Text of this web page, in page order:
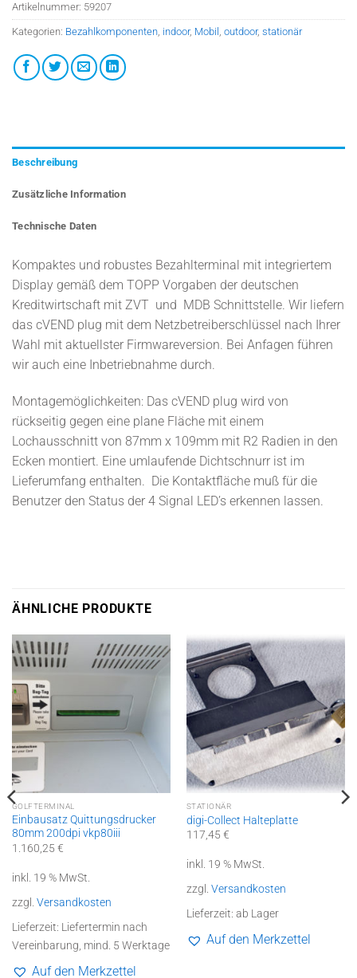
Artikelnummer: 59207
Kategorien: Bezahlkomponenten, indoor, Mobil , outdoor, stationär
Beschreibung
Zusätzliche Information
Technische Daten
Kompaktes und robustes Bezahlterminal mit integriertem
Display gemäß dem TOPP Vorgaben der deutschen
Kreditwirtschaft mit ZVT und MDB Schnittstelle. Wir liefern
das cVEND plug mit dem Netzbetreiberschlüssel nach Ihrer
Wahl mit aktuellster Firmwareversion. Bei Anfagen führen
wir auch eine Inbetriebnahme durch.
Montagemöglichkeiten: Das cVEND plug wird von
rückseitig gegen eine plane Fläche mit einem
Lochausschnitt von 87mm x 109mm mit R2 Radien in den
Ecken montiert. Eine umlaufende Dichtschnurr ist im
Lieferumfang enthalten. Die Kontaktfläche muß für die
Benutzer den Status der 4 Signal LED’s erkennen lassen.
ÄHNLICHE PRODUKTE
GOLFTERMINAL
Einbausatz Quittungsdrucker
80mm 200dpi vkp80iii
1.160,25 €
inkl. 19 % MwSt.
zzgl. Versandkosten
Lieferzeit: Liefertermin nach
Vereinbarung, mind. 5 Werktage
Auf den Merkzettel
STATIONÄR
digi-Collect Halteplatte
117,45 €
inkl. 19 % MwSt.
zzgl. Versandkosten
Lieferzeit: ab Lager
Auf den Merkzettel